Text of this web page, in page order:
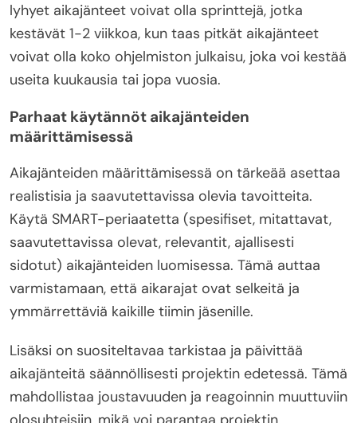
lyhyet aikajänteet voivat olla sprinttejä, jotka
kestävät 1-2 viikkoa, kun taas pitkät aikajänteet
voivat olla koko ohjelmiston julkaisu, joka voi kestää
useita kuukausia tai jopa vuosia.
Parhaat käytännöt aikajänteiden
määrittämisessä
Aikajänteiden määrittämisessä on tärkeää asettaa
realistisia ja saavutettavissa olevia tavoitteita.
Käytä SMART-periaatetta (spesifiset, mitattavat,
saavutettavissa olevat, relevantit, ajallisesti
sidotut) aikajänteiden luomisessa. Tämä auttaa
varmistamaan, että aikarajat ovat selkeitä ja
ymmärrettäviä kaikille tiimin jäsenille.
Lisäksi on suositeltavaa tarkistaa ja päivittää
aikajänteitä säännöllisesti projektin edetessä. Tämä
mahdollistaa joustavuuden ja reagoinnin muuttuviin